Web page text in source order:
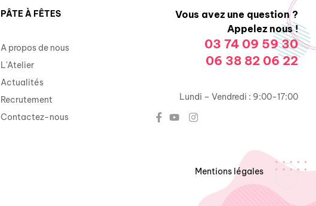
PÂTE À FÊTES
A propos de nous
L'Atelier
Actualités
Recrutement
Contactez-nous
Vous avez une question ?
Appelez nous !
03 74 09 59 30
06 38 82 06 22
Lundi – Vendredi : 9:00-17:00
Mentions légales